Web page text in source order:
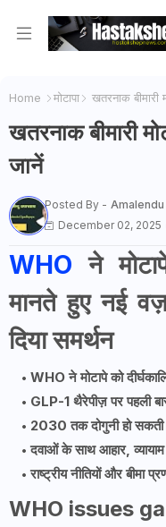
Home मोटापा खतरनाक
खतरनाक बीमारी
जानें
Posted By -
December 02, 2025
WHO ने
मानते हुए नई
दिया समर्थन
WHO ने मोटापे को
GLP-1 थैरेपीज़ पर पहली
2030 तक दोगुनी हो सकती
दवाओं के साथ आहार,
राष्ट्रीय नीतियों और बीमा
WHO issues